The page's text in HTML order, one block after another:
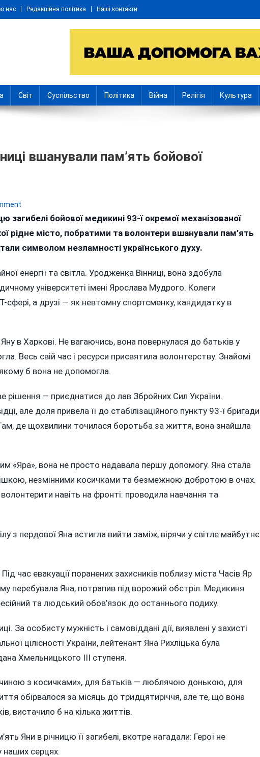
нас Редакційна політика Наші контакти
Світ Суспільство Політика Війна Релігія Культура
вшанували пам’ять бойової
Янгол
пам’ять
бойової
Рихліцької
загибелі бойової медикині 93-ї окремої механізованої
рідне місто, побратими та волонтери вшанували пам’ять
символом незламності українського духу.
енергії та світла. Уродженка Вінниці, вона здобула
університеті імені Ярослава Мудрого. Колеги
сфері, а друзі — як невтомну спортсменку, кандидатку в
в Харкові. Не вагаючись, вона повернулася до батьків у
Весь свій час і ресурси присвятила волонтерству. Знайомі
б вона не допомогла.
рішення — приєднатися до лав Збройних Сил України.
але доля привела її до стабілізаційного пункту 93-ї бригади
де щохвилини точилася боротьба за життя, вона знайшла
«Яра», вона не просто надавала першу допомогу. Яна стала
незмінними косичками та безмежною добротою в очах.
навіть на фронті: проводила навчання та
з пердової Яна встигла вийти заміж, вірячи у світле майбутнє
час евакуації поранених захисників поблизу міста Часів Яр
перебувала Яна, потрапив під ворожий обстріл. Медикиня
та людський обов’язок до останнього подиху.
За особисту мужність і самовіддані дії, виявлені у захисті
цілісності України, лейтенант Яна Рихліцька була
Хмельницького III ступеня.
з косичками», для батьків — люблячою донькою, для
обірвалося за місяць до тридцятиріччя, але те, що вона
вистачило б на кілька життів.
Яни в річницю її загибелі, вкотре нагадали: Герої не
наших серцях.